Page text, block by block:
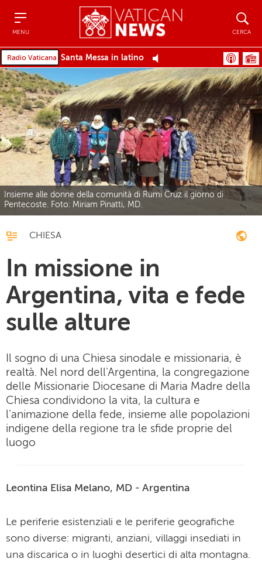
MENU CERCA
Santa Messa in latino
Insieme alle donne della comunità di Rumi Cruz il giorno di
Pentecoste. Foto: Miriam Pinatti, MD.
CHIESA
In missione in
Argentina, vita e fede
sulle alture
Il sogno di una Chiesa sinodale e missionaria, è
realtà. Nel nord dell'Argentina, la congregazione
delle Missionarie Diocesane di Maria Madre della
Chiesa condividono la vita, la cultura e
l'animazione della fede, insieme alle popolazioni
indigene della regione tra le sfide proprie del
luogo
Leontina Elisa Melano, MD - Argentina
Le periferie esistenziali e le periferie geografiche
sono diverse: migranti, anziani, villaggi insediati in
una discarica o in luoghi desertici di alta montagna.